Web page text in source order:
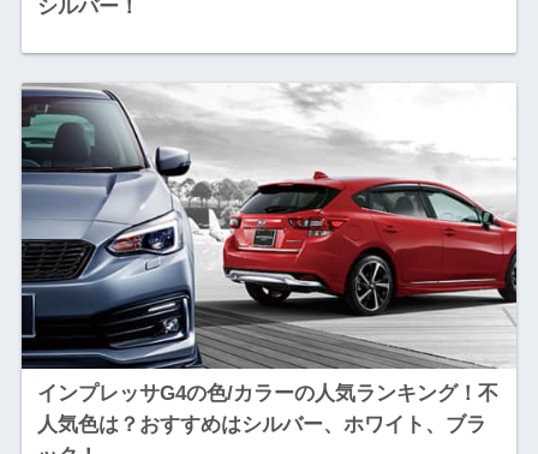
シルバー！
インプレッサG4の色/カラーの人気ランキング！不
人気色は？おすすめはシルバー、ホワイト、ブラ